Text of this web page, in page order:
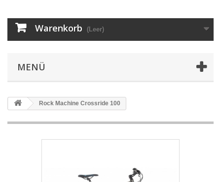
Warenkorb (Leer)
MENÜ
Rock Machine Crossride 100